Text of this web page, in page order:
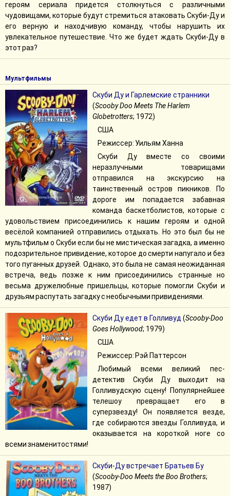
героям сериала придется столкнуться с различными
чудовищами, которые будут стремиться атаковать Скуби-Ду и
его верную и находчивую команду, чтобы нарушить их
увлекательное путешествие. Что же будет ждать Скуби-Ду в
этот раз?
Мультфильмы
Скуби Ду и Гарлемские странники
(Scooby Doo Meets The Harlem
Globetrotters; 1972)
США
Режиссер: Уильям Ханна
Скуби Ду вместе со своими
неразлучными товарищами
отправился на экскурсию на
таинственный остров пикников. По
дороге им попадается забавная
команда баскетболистов, которые с
удовольствием присоединились к нашим героям и одной
весёлой компанией отправились отдыхать. Но это был бы не
мультфильм о Скуби если бы не мистическая загадка, а именно
подозрительное привидение, которое до смерти напугало и без
того пуганных друзей. Однако, это была не самая неожиданная
встреча, ведь позже к ним присоединились странные но
весьма дружелюбные пришельцы, которые помогли Скуби и
друзьям распутать загадку с необычными привидениями.
Скуби Ду едет в Голливуд (Scooby-Doo
Goes Hollywood; 1979)
США
Режиссер: Рэй Паттерсон
Любимый всеми великий пес-
детектив Скуби Ду выходит на
Голливудскую сцену! Популярнейшее
телешоу превращает его в
суперзвезду! Он появляется везде,
где собираются звезды Голливуда, и
оказывается на короткой ноге со
всеми знаменитостями!
Скуби-Ду встречает Братьев Бу
(Scooby-Doo Meets the Boo Brothers;
1987)